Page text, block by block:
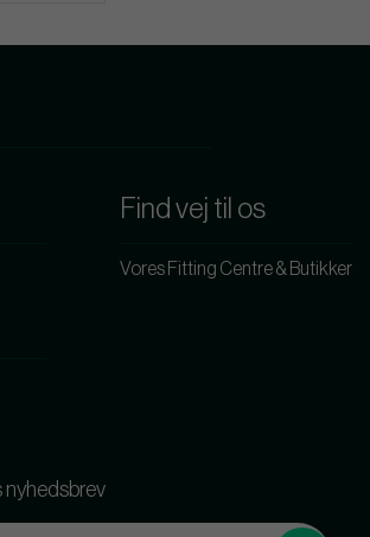
Find vej til os
Vores Fitting Centre & Butikker
nyhedsbrev